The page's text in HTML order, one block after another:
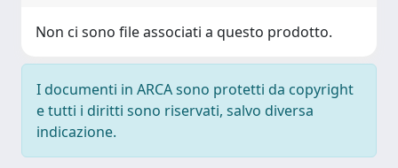
Non ci sono file associati a questo prodotto.
I documenti in ARCA sono protetti da copyright
e tutti i diritti sono riservati, salvo diversa
indicazione.